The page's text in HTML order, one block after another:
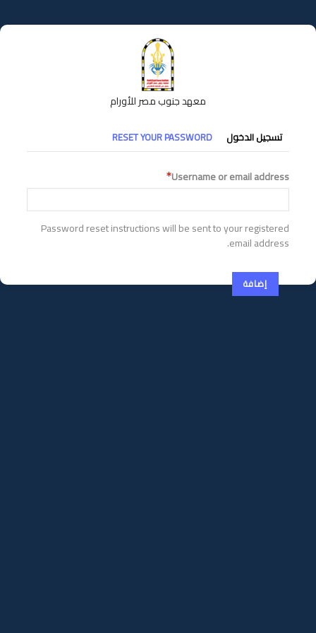
إلى
المحتوى
معهد جنوب مصر للأورام
التبويبات
الأساسية
تسجيل الدخول RESET YOUR PASSWORD
Username or email address
Password reset instructions will be sent to your registered
email address.